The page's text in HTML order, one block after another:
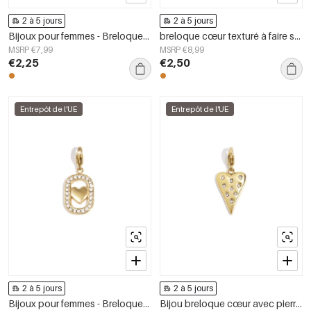
2 à 5 jours
Bijoux pour femmes - Breloques en forme de cœur - Collection décontractée et simple pour tous les jours
MSRP €7,99
€2,25
2 à 5 jours
breloque cœur texturé à faire soi-même
MSRP €8,99
€2,50
Entrepôt de l'UE
2 à 5 jours
Bijoux pour femmes - Breloques en forme de cœur - Collection décontractée et simple pour tous les jours
Entrepôt de l'UE
2 à 5 jours
Bijou breloque cœur avec pierres DIY